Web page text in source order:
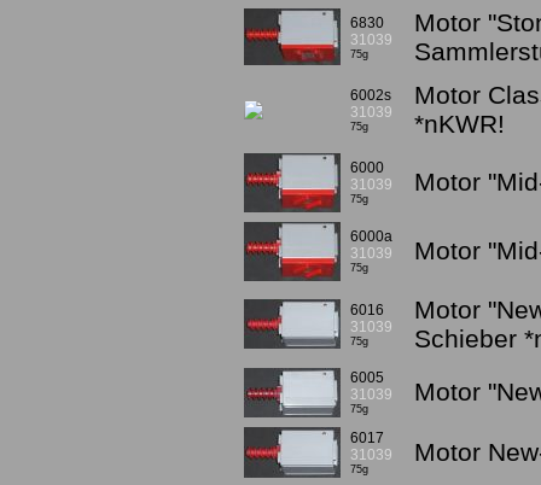
6830
31039
75g
Motor
6002s
31039
75g
Motor
*nKWR!
6000
31039
75g
Motor
6000a
31039
75g
Motor
6016
31039
75g
Motor
Schieber
6005
31039
75g
Motor
6017
31039
75g
Motor